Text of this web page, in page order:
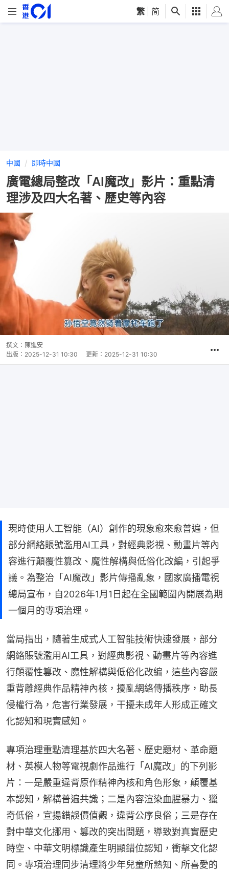
繁 简
中國 即時中國
廣電總局整改「AI魔改」影片：重點清
理涉及四大名著、歷史等內容
撰文： 陳進安
出版： 2025-12-31 10:30 更新： 2025-12-31 10:30
現時使用人工智能（AI）創作的現象愈來愈普遍，但
部分網絡賬號濫用AI工具，對經典影視、動畫片等內
容進行顛覆性篡改、魔性解構與低俗化改編，引起爭
議。為整治「AI魔改」影片傳播亂象，國家廣播電視
總局宣布，自2026年1月1日起在全國範圍內開展為期
一個月的專項治理。
當局指出，隨著生成式人工智能技術快速發展，部分
網絡賬號濫用AI工具，對經典影視、動畫片等內容進
行顛覆性篡改、魔性解構與低俗化改編，這些內容嚴
重背離經典作品精神內核，擾亂網絡傳播秩序，助長
侵權行為，危害行業發展，干擾未成年人形成正確文
化認知和現實感知。
專項治理重點清理基於四大名著、歷史題材、革命題
材、英模人物等電視劇作品進行「AI魔改」的下列影
片：一是嚴重違背原作精神內核和角色形象，顛覆基
本認知，解構普遍共識；二是內容渲染血腥暴力、獵
奇低俗，宣揚錯誤價值觀，違背公序良俗；三是存在
對中華文化挪用、篡改的突出問題，導致對真實歷史
時空、中華文明標識產生明顯錯位認知，衝擊文化認
同。專項治理同步清理將少年兒童所熟知、所喜愛的